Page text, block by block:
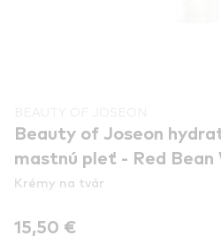
Beauty of Joseon
mastnú pleť - Red Bean
Krémy na tvár
15,50 €